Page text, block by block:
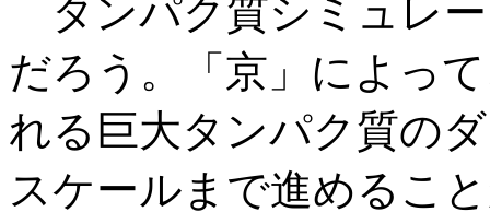
タンパク質シミュレ
だろう。「京」によっ
れる巨大タンパク質の
スケールまで進めるこ